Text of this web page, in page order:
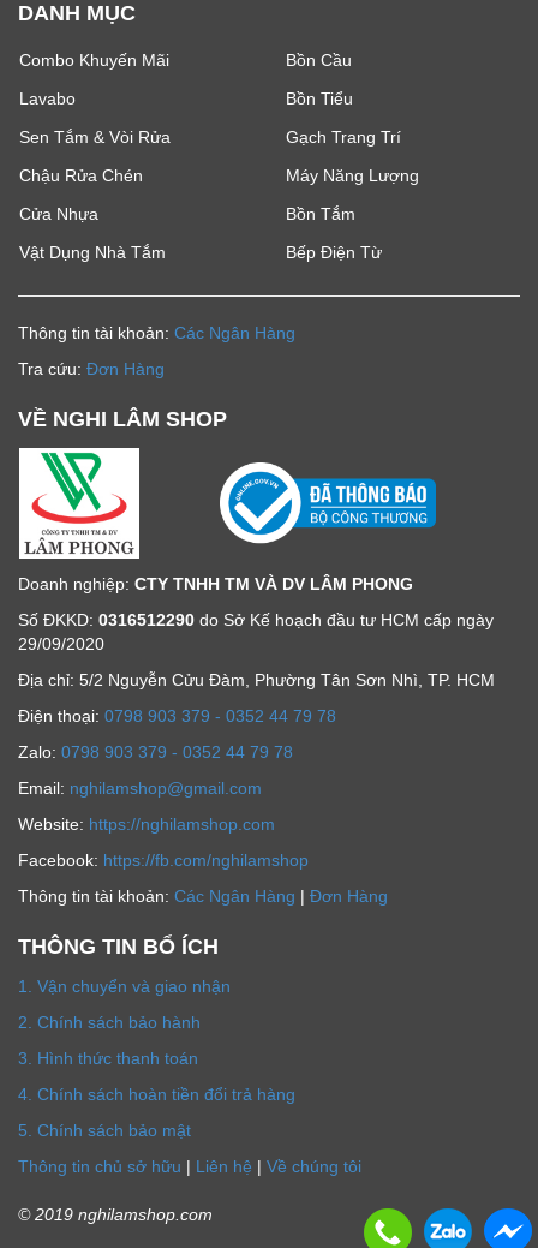
DANH MỤC
Combo Khuyến Mãi
Bồn Cầu
Lavabo
Bồn Tiểu
Sen Tắm & Vòi Rửa
Gạch Trang Trí
Chậu Rửa Chén
Máy Năng Lượng
Cửa Nhựa
Bồn Tắm
Vật Dụng Nhà Tắm
Bếp Điện Từ
Thông tin tài khoản: Các Ngân Hàng
Tra cứu: Đơn Hàng
VỀ NGHI LÂM SHOP
Doanh nghiệp: CTY TNHH TM VÀ DV LÂM PHONG
Số ĐKKD: 0316512290 do Sở Kế hoạch đầu tư HCM cấp ngày
29/09/2020
Địa chỉ: 5/2 Nguyễn Cửu Đàm, Phường Tân Sơn Nhì, TP. HCM
Ðiện thoại: 0798 903 379 - 0352 44 79 78
Zalo: 0798 903 379 - 0352 44 79 78
Email: nghilamshop@gmail.com
Website: https://nghilamshop.com
Facebook: https://fb.com/nghilamshop
Thông tin tài khoản: Các Ngân Hàng | Đơn Hàng
THÔNG TIN BỔ ÍCH
1. Vận chuyển và giao nhận
2. Chính sách bảo hành
3. Hình thức thanh toán
4. Chính sách hoàn tiền đổi trả hàng
5. Chính sách bảo mật
Thông tin chủ sở hữu | Liên hệ | Về chúng tôi
© 2019 nghilamshop.com